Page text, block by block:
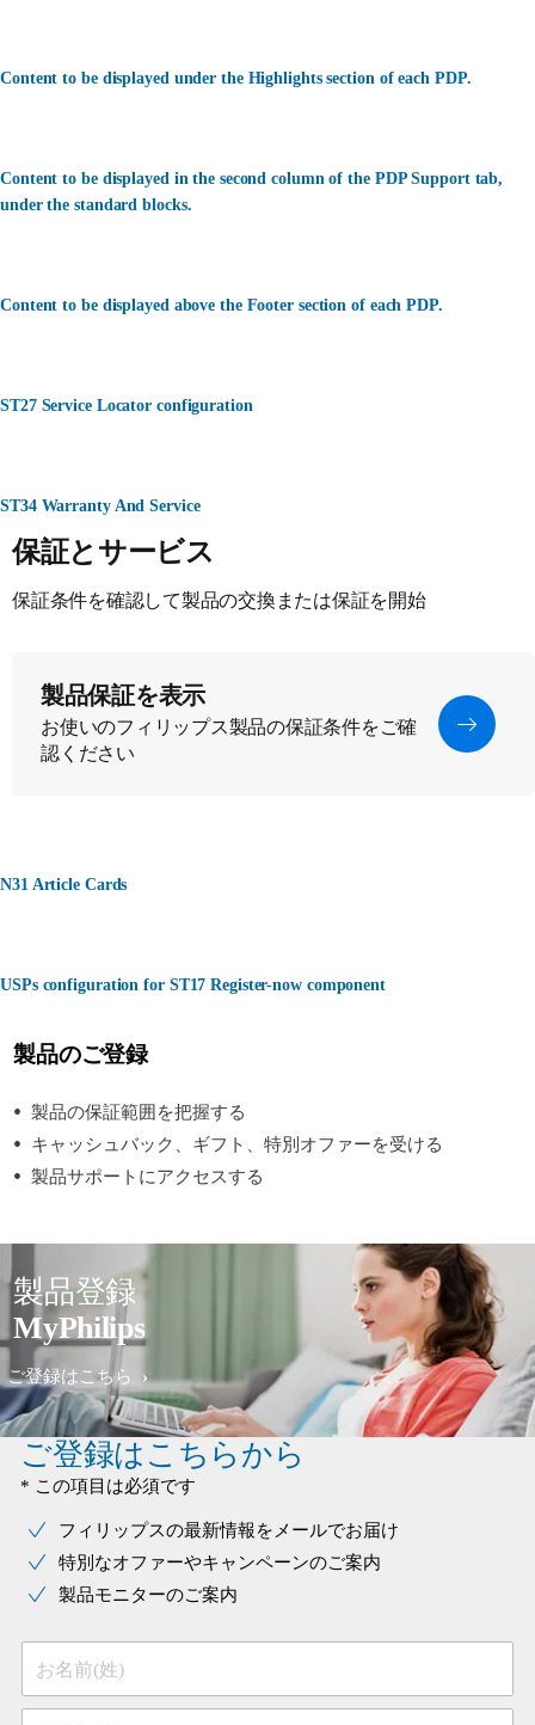
Content to be displayed under the Highlights section of each PDP.
Content to be displayed in the second column of the PDP Support tab,
under the standard blocks.
Content to be displayed above the Footer section of each PDP.
ST27 Service Locator configuration
ST34 Warranty And Service
保証とサービス
保証条件を確認して製品の交換または保証を開始
製品保証を表示
お使いのフィリップス製品の保証条件をご確
認ください
N31 Article Cards
USPs configuration for ST17 Register-now component
製品のご登録
製品の保証範囲を把握する
キャッシュバック、ギフト、特別オファーを受ける
製品サポートにアクセスする
製品登録
MyPhilips
ご登録はこちら
ご登録はこちらから
* この項目は必須です
フィリップスの最新情報をメールでお届け
特別なオファーやキャンペーンのご案内
製品モニターのご案内
お名前(姓)